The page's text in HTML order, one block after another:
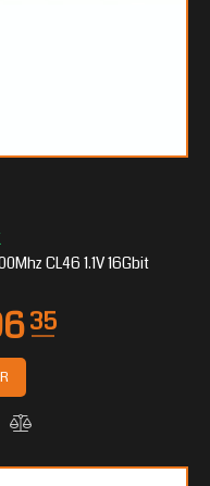
CL46 1.1V 16Gbit